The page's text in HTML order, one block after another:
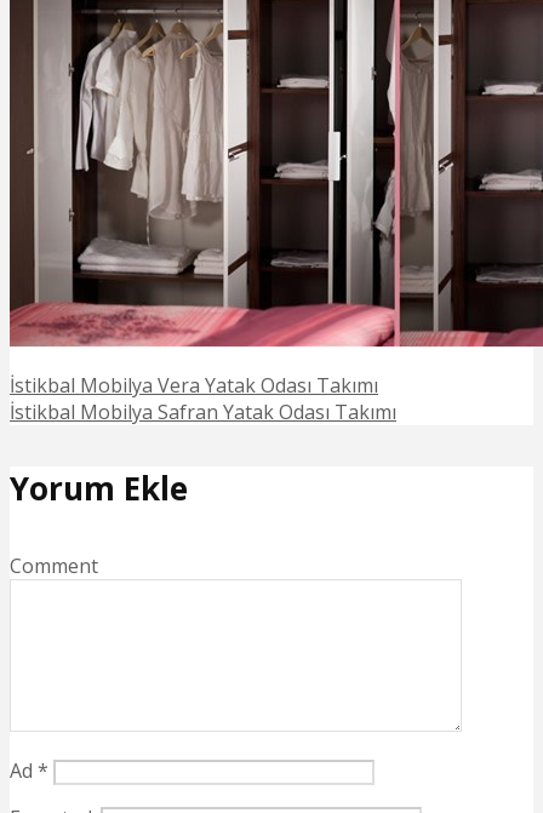
İstikbal Mobilya Vera Yatak Odası Takımı
İstikbal Mobilya Safran Yatak Odası Takımı
Yorum Ekle
Comment
Ad *